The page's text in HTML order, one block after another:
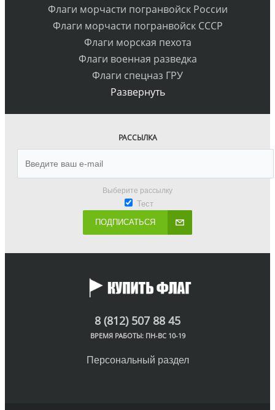
Флаги морчасти погранвойск России
Флаги морчасти погранвойск СССР
Флаги морская пехота
Флаги военная разведка
Флаги спецназ ГРУ
Развернуть
РАССЫЛКА
Выберите рассылку
Тест
ПОДПИСАТЬСЯ
8 (812) 507 88 45
ВРЕМЯ РАБОТЫ: ПН-ВС 10-19
Персональный раздел